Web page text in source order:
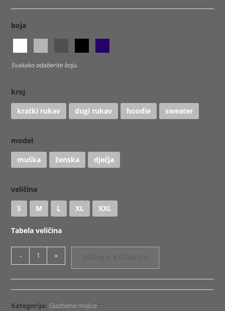
boja
Svakako odaberite boju.
kroj
kratki rukav
dugi rukav hoodie sweater
model
muška
ženska dječja
veličina
S
M L XL XXL
Tabela veličina
ili
Hoodie
Black
Sabbath
- +
Kategorija: Glazbene majice